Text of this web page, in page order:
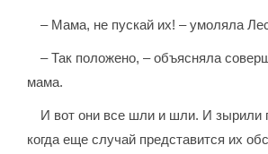
– Мама, не пускай их! – умоляла
– Так положено, – объясняла
мама.
И вот они все шли и шли. И зырили
когда еще случай представится их